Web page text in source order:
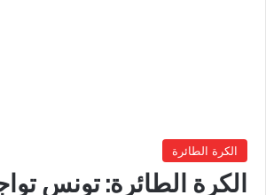
الكرة الطائرة
الكرة الطائرة: تونس